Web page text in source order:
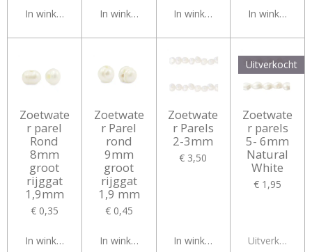
In winkelwagen In winkelwagen In winkelwagen In
Zoetwate
r parel
Rond
8mm
groot
rijggat
1,9mm
€ 0,35
In winkelwagen
Zoetwate
r Parel
rond
9mm
groot
rijggat
1,9 mm
€ 0,45
In winkelwagen
Zoetwate
r Parels
2-3mm
€ 3,50
In winkelwagen
Uitverkocht
Zoetwate
r parels
5- 6mm
Natural
White
€ 1,95
Uitverkocht